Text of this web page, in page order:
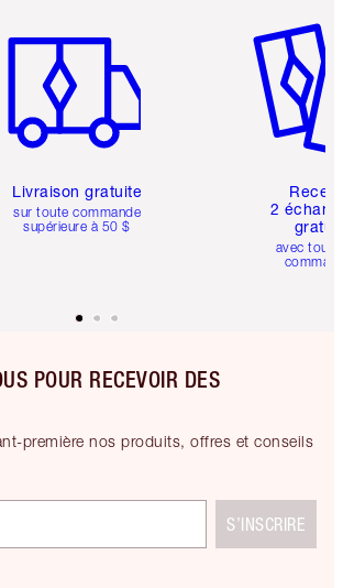
Livraison gratuite
sur toute commande
supérieure à 50 $
2
avec
POUR RECEVOIR DES
première nos produits, offres et conseils
S’INSCRIRE